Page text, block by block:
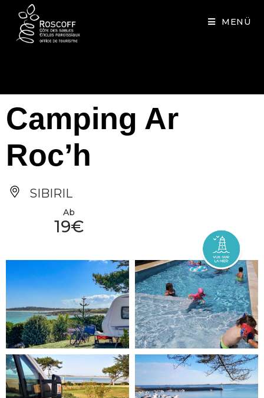
MENÜ
Camping Ar
Roc’h
SIBIRIL
Ab
19€
Cookies management panel